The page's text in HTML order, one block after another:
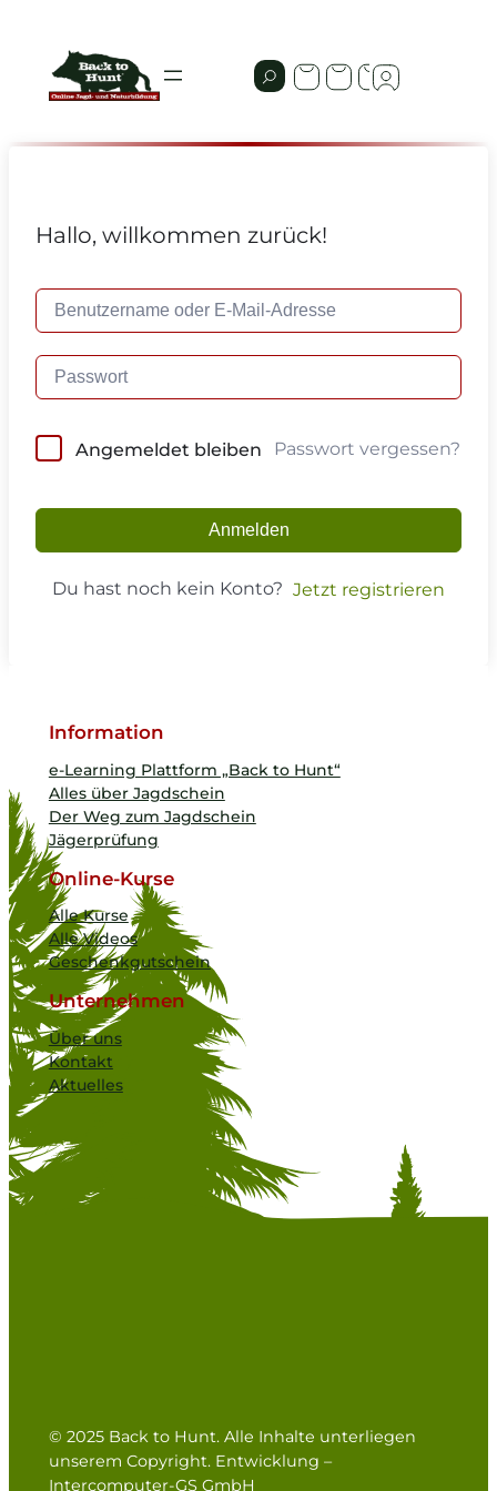
Hallo, willkommen zurück!
Angemeldet bleiben Passwort vergessen?
Anmelden
Du hast noch kein Konto? Jetzt registrieren
Information
e-Learning Plattform „Back to Hunt“
Alles über Jagdschein
Der Weg zum Jagdschein
Jägerprüfung
Online-Kurse
Alle Kurse
Alle Videos
Geschenkgutschein
Unternehmen
Über uns
Kontakt
Aktuelles
© 2025 Back to Hunt. Alle Inhalte unterliegen
unserem Copyright. Entwicklung –
Intercomputer-GS GmbH